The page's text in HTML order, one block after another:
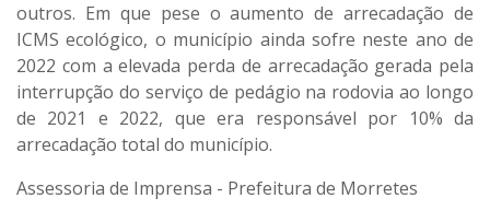
outros. Em que pese o aumento de arrecadação de
ICMS ecológico, o município ainda sofre neste ano de
2022 com a elevada perda de arrecadação gerada pela
interrupção do serviço de pedágio na rodovia ao longo
de 2021 e 2022, que era responsável por 10% da
arrecadação total do município.
Assessoria de Imprensa - Prefeitura de Morretes